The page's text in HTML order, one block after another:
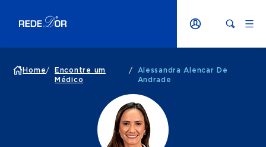
Home/
Encontre um
Médico
/
Alessandra Alencar De
Andrade